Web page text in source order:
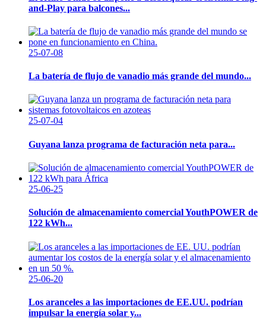
and-Play para balcones...
25-07-08
La batería de flujo de vanadio más grande del mundo...
25-07-04
Guyana lanza programa de facturación neta para...
25-06-25
Solución de almacenamiento comercial YouthPOWER de
122 kWh...
25-06-20
Los aranceles a las importaciones de EE.UU. podrían
impulsar la energía solar y...